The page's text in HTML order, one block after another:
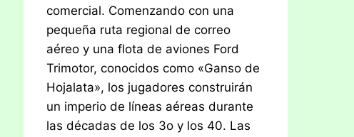
comercial. Comenzando con una
pequeña ruta regional de correo
aéreo y una flota de aviones Ford
Trimotor, conocidos como «Ganso de
Hojalata», los jugadores construirán
un imperio de líneas aéreas durante
las décadas de los 3o y los 40. Las